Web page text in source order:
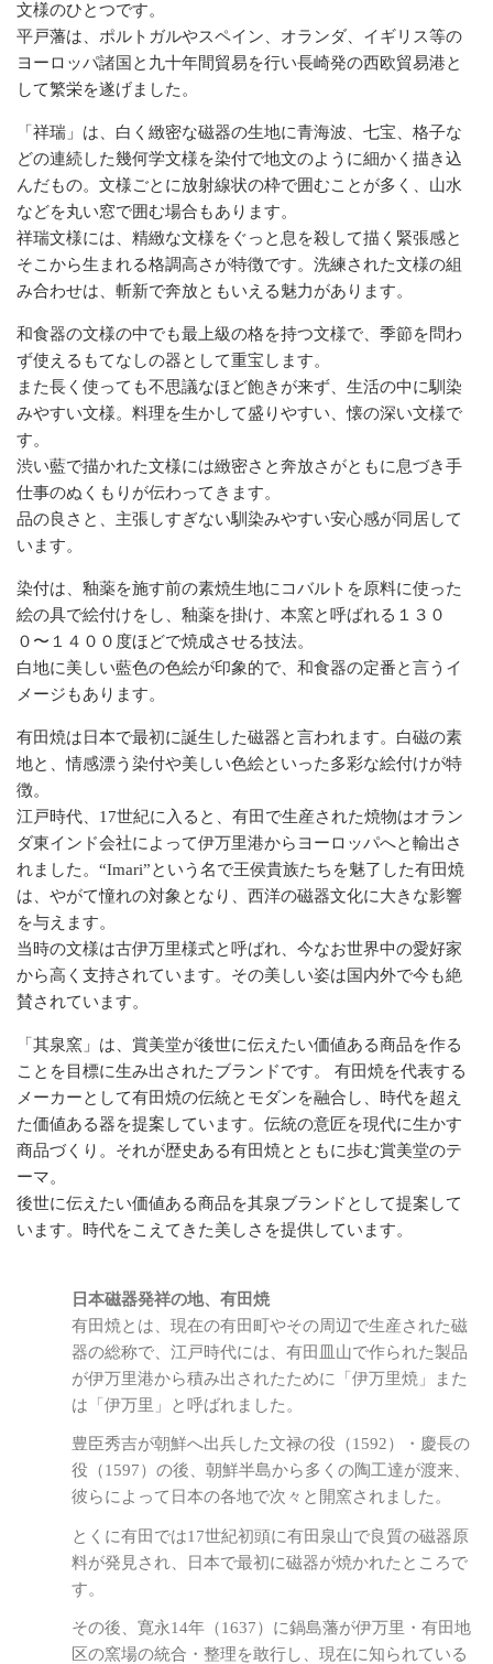
文様のひとつです。
平戸藩は、ポルトガルやスペイン、オランダ、イギリス等の
ヨーロッパ諸国と九十年間貿易を行い長崎発の西欧貿易港と
して繁栄を遂げました。
「祥瑞」は、白く緻密な磁器の生地に青海波、七宝、格子な
どの連続した幾何学文様を染付で地文のように細かく描き込
んだもの。文様ごとに放射線状の枠で囲むことが多く、山水
などを丸い窓で囲む場合もあります。
祥瑞文様には、精緻な文様をぐっと息を殺して描く緊張感と
そこから生まれる格調高さが特徴です。洗練された文様の組
み合わせは、斬新で奔放ともいえる魅力があります。
和食器の文様の中でも最上級の格を持つ文様で、季節を問わ
ず使えるもてなしの器として重宝します。
また長く使っても不思議なほど飽きが来ず、生活の中に馴染
みやすい文様。料理を生かして盛りやすい、懐の深い文様で
す。
渋い藍で描かれた文様には緻密さと奔放さがともに息づき手
仕事のぬくもりが伝わってきます。
品の良さと、主張しすぎない馴染みやすい安心感が同居して
います。
染付は、釉薬を施す前の素焼生地にコバルトを原料に使った
絵の具で絵付けをし、釉薬を掛け、本窯と呼ばれる１３０
０〜１４００度ほどで焼成させる技法。
白地に美しい藍色の色絵が印象的で、和食器の定番と言うイ
メージもあります。
有田焼は日本で最初に誕生した磁器と言われます。白磁の素
地と、情感漂う染付や美しい色絵といった多彩な絵付けが特
徴。
江戸時代、17世紀に入ると、有田で生産された焼物はオラン
ダ東インド会社によって伊万里港からヨーロッパへと輸出さ
れました。“Imari”という名で王侯貴族たちを魅了した有田焼
は、やがて憧れの対象となり、西洋の磁器文化に大きな影響
を与えます。
当時の文様は古伊万里様式と呼ばれ、今なお世界中の愛好家
から高く支持されています。その美しい姿は国内外で今も絶
賛されています。
「其泉窯」は、賞美堂が後世に伝えたい価値ある商品を作る
ことを目標に生み出されたブランドです。 有田焼を代表する
メーカーとして有田焼の伝統とモダンを融合し、時代を超え
た価値ある器を提案しています。伝統の意匠を現代に生かす
商品づくり。それが歴史ある有田焼とともに歩む賞美堂のテ
ーマ。
後世に伝えたい価値ある商品を其泉ブランドとして提案して
います。時代をこえてきた美しさを提供しています。
日本磁器発祥の地、有田焼
有田焼とは、現在の有田町やその周辺で生産された磁
器の総称で、江戸時代には、有田皿山で作られた製品
が伊万里港から積み出されたために「伊万里焼」また
は「伊万里」と呼ばれました。
豊臣秀吉が朝鮮へ出兵した文禄の役（1592）・慶長の
役（1597）の後、朝鮮半島から多くの陶工達が渡来、
彼らによって日本の各地で次々と開窯されました。
とくに有田では17世紀初頭に有田泉山で良質の磁器原
料が発見され、日本で最初に磁器が焼かれたところで
す。
その後、寛永14年（1637）に鍋島藩が伊万里・有田地
区の窯場の統合・整理を敢行し、現在に知られている